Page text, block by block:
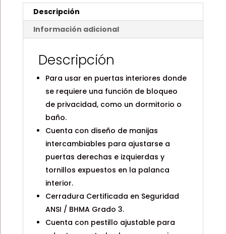
/
NIQUEL
SATINADO
/
cantidad
Descripción
Información adicional
Descripción
Para usar en puertas interiores donde
se requiere una función de bloqueo
de privacidad, como un dormitorio o
baño.
Cuenta con diseño de manijas
intercambiables para ajustarse a
puertas derechas e izquierdas y
tornillos expuestos en la palanca
interior.
Cerradura Certificada en Seguridad
ANSI / BHMA Grado 3.
Cuenta con pestillo ajustable para